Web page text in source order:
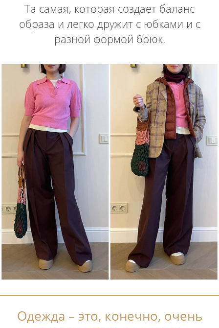
Та самая, которая создает баланс
образа и легко дружит с юбками и с
разной формой брюк.
Одежда – это, конечно, очень